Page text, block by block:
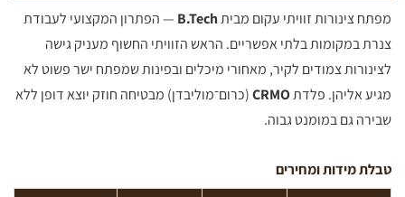
צינורות זוויתי עקום מבית B.Tech— הפתרון המקצועי לעבודת
במקומות בלתי אפשריים. הראש הזוויתי החשוף מעניק גישה
צמודים לקיר, מאחורי מיכלים ובפינות שמפתח ישר פשוט לא
אליהן. פלדת CRMO(כרום־מוליבדן) מבטיחה חוזק יוצא דופן ללא
גם במומנט גבוה.
מידות ומחירים